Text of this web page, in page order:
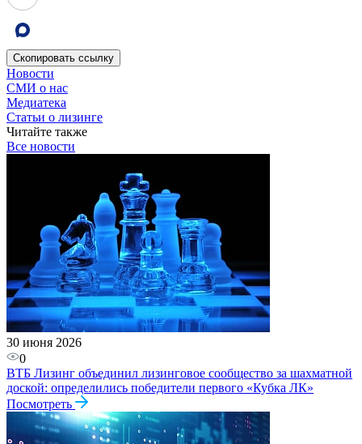
Скопировать ссылку
Новости
СМИ о нас
Медиатека
Статьи о лизинге
Читайте также
Все новости
30 июня 2026
0
ВТБ Лизинг объединил лизинговое сообщество за шахматной
доской: определились победители первого «Кубка ЛК»
Посмотреть